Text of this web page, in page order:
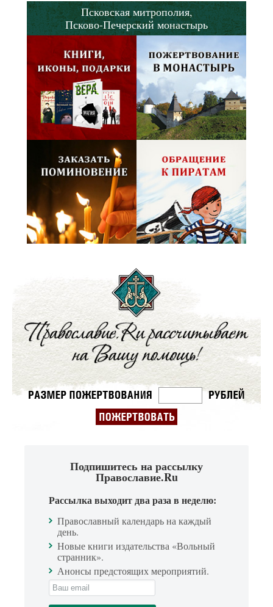
Псковская митрополия,
Псково-Печерский монастырь
Подпишитесь на рассылку
Православие.Ru
Рассылка выходит два раза в неделю:
Православный календарь на каждый
день.
Новые книги издательства «Вольный
странник».
Анонсы предстоящих мероприятий.